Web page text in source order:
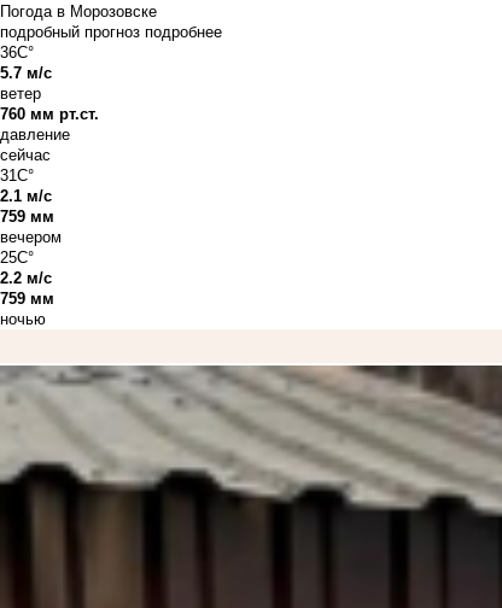
Погода в Морозовске
подробный прогноз подробнее
36C°
5.7 м/с
ветер
760 мм рт.ст.
давление
сейчас
31C°
2.1 м/с
759 мм
вечером
25C°
2.2 м/с
759 мм
ночью